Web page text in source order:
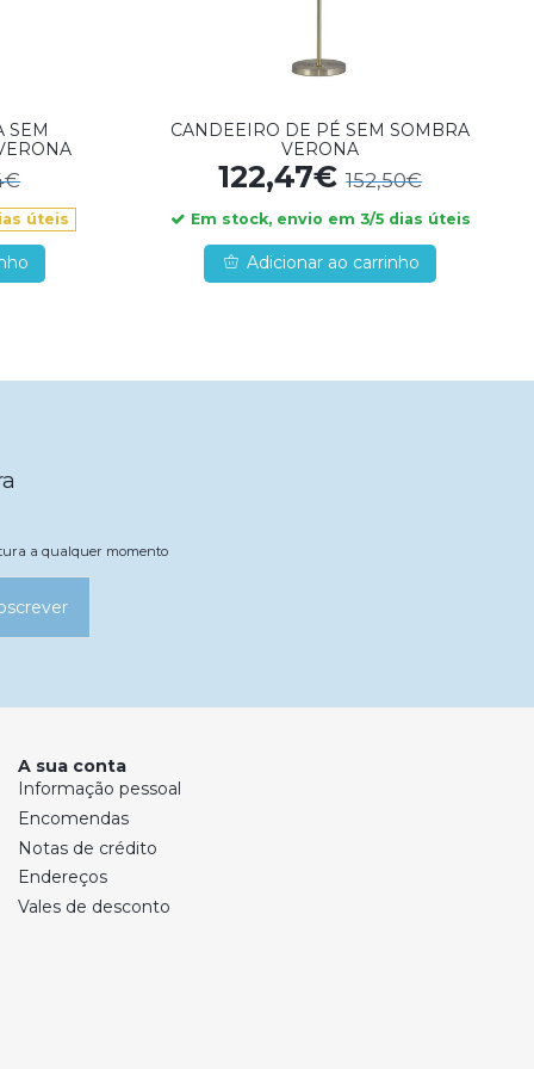
SEM
úteis
CANDEEIRO DE PÉ SEM SOMBRA
VERONA
122,47€152,50€
Em stock, envio em 3/5 dias úteis
Adicionar ao carrinho
a qualquer momento
A sua conta
Informação pessoal
Encomendas
Notas de crédito
Endereços
Vales de desconto